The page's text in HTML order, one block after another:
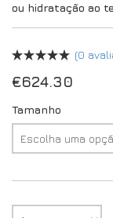
ou hidratação ao
(0
€624.30
Tamanho